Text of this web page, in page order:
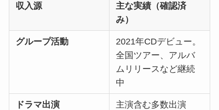
収入源
主な実績（確認済
み）
グループ活動
2021年CDデビュー。
全国ツアー、アルバ
ムリリースなど継続
中
ドラマ出演
主演含む多数出演